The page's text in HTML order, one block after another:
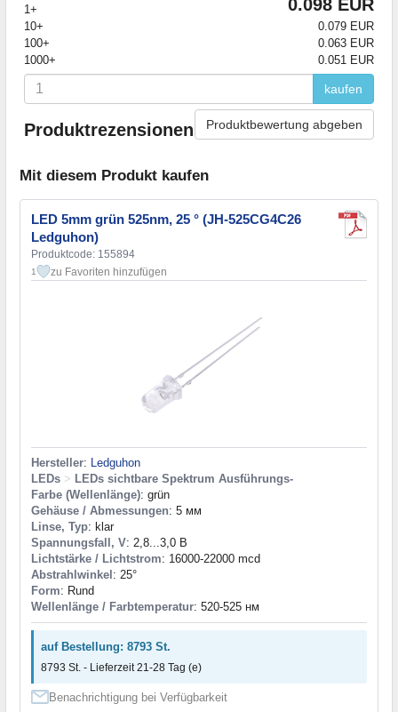
1+
0.098 EUR
10+
0.079 EUR
100+
0.063 EUR
1000+
0.051 EUR
kaufen
Produktrezensionen Produktbewertung abgeben
Mit diesem Produkt kaufen
LED 5mm grün 525nm, 25 ° (JH-525CG4C26
Ledguhon)
Produktcode: 155894
1 zu Favoriten hinzufügen
Hersteller: Ledguhon
LEDs > LEDs sichtbare Spektrum Ausführungs-
Farbe (Wellenlänge): grün
Gehäuse / Abmessungen: 5 мм
Linse, Typ: klar
Spannungsfall, V: 2,8...3,0 В
Lichtstärke / Lichtstrom: 16000-22000 mcd
Abstrahlwinkel : 25°
Form: Rund
Wellenlänge / Farbtemperatur: 520-525 нм
auf Bestellung: 8793 St.
8793 St. - Lieferzeit 21-28 Tag (e)
Benachrichtigung bei Verfügbarkeit